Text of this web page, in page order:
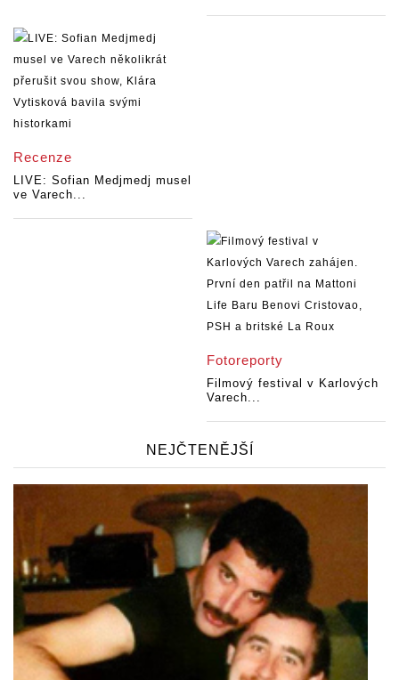
Recenze
LIVE: Sofian Medjmedj musel
ve Varech...
Fotoreporty
Filmový festival v Karlových
Varech...
NEJČTENĚJŠÍ